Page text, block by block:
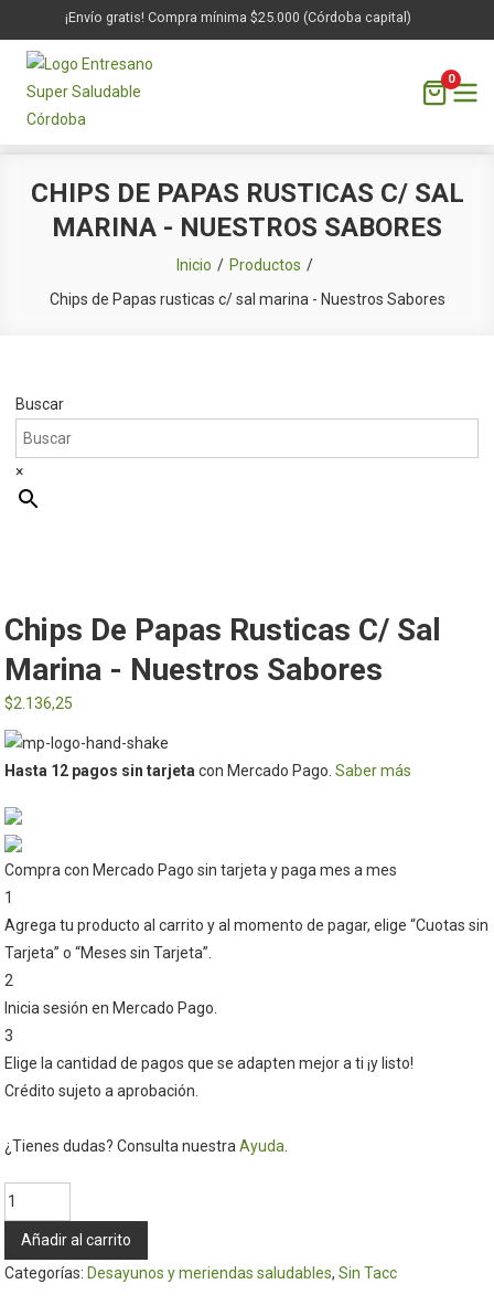
¡Envío gratis! Compra mínima $25.000 (Córdoba capital)
contenido
0
CHIPS DE PAPAS RUSTICAS C/ SAL
MARINA - NUESTROS SABORES
Inicio
Productos
Chips de Papas rusticas c/ sal marina - Nuestros Sabores
Buscar
×
Chips De Papas Rusticas C/ Sal
Marina - Nuestros Sabores
$2.136,25
Hasta 12 pagos sin tarjeta con Mercado Pago. Saber más
Compra con Mercado Pago sin tarjeta y paga mes a mes
1
Agrega tu producto al carrito y al momento de pagar, elige “Cuotas sin
Tarjeta” o “Meses sin Tarjeta”.
2
Inicia sesión en Mercado Pago.
3
Elige la cantidad de pagos que se adapten mejor a ti ¡y listo!
Crédito sujeto a aprobación.
¿Tienes dudas? Consulta nuestraAyuda
Chips
de
Papas
rusticas
Añadir al carrito
Categorías:Desayunos y meriendas saludables,Sin Tacc